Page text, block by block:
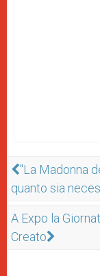
"La Madonna
quanto sia
A Expo la
Creato